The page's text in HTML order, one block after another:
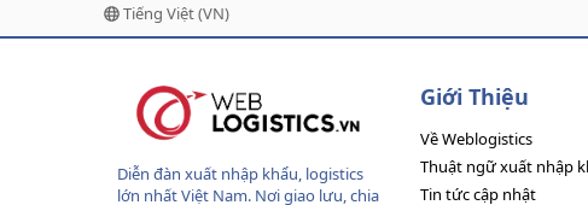
Tiếng Việt (VN)
Diễn đàn xuất nhập khẩu, logistics
lớn nhất Việt Nam. Nơi giao lưu, chia
Giới Thiệu
Về Weblogistics
Thuật ngữ xuất nhập
Tin tức cập nhật